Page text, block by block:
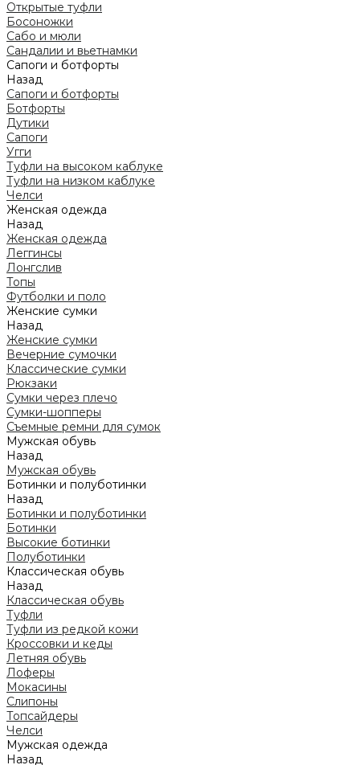
Открытые туфли
Босоножки
Сабо и мюли
Сандалии и вьетнамки
Сапоги и ботфорты
Назад
Сапоги и ботфорты
Ботфорты
Дутики
Сапоги
Угги
Туфли на высоком каблуке
Туфли на низком каблуке
Челси
Женская одежда
Назад
Женская одежда
Леггинсы
Лонгслив
Топы
Футболки и поло
Женские сумки
Назад
Женские сумки
Вечерние сумочки
Классические сумки
Рюкзаки
Сумки через плечо
Сумки-шопперы
Съемные ремни для сумок
Мужская обувь
Назад
Мужская обувь
Ботинки и полуботинки
Назад
Ботинки и полуботинки
Ботинки
Высокие ботинки
Полуботинки
Классическая обувь
Назад
Классическая обувь
Туфли
Туфли из редкой кожи
Кроссовки и кеды
Летняя обувь
Лоферы
Мокасины
Слипоны
Топсайдеры
Челси
Мужская одежда
Назад